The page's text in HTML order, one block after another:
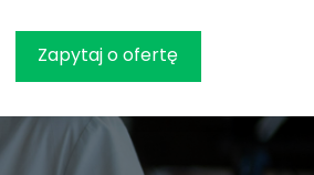
Zapytaj o ofertę